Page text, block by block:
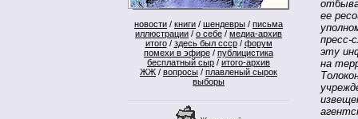
новости / книги / шендевры / письма
иллюстрации / о себе / медиа-архив
итого/ здесь был ссср/ форум
помехи в эфире / публицистика
бесплатный сыр / итого-архив
ЖЖ / вопросы / плавленый сырок
выборы
ее
пресс-
эту
на